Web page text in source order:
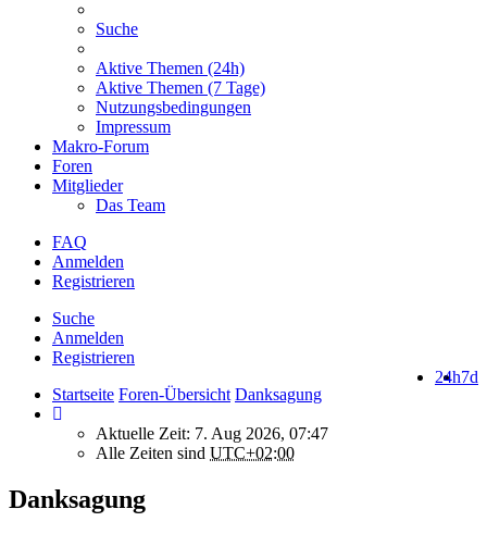
Suche
Aktive Themen (24h)
Aktive Themen (7 Tage)
Nutzungsbedingungen
Impressum
Makro-Forum
Foren
Mitglieder
Das Team
FAQ
Anmelden
Registrieren
Suche
Anmelden
Registrieren
7d
24h
Startseite Foren-Übersicht Danksagung
Aktuelle Zeit: 7. Aug 2026, 07:47
Alle Zeiten sind UTC+02:00
Danksagung